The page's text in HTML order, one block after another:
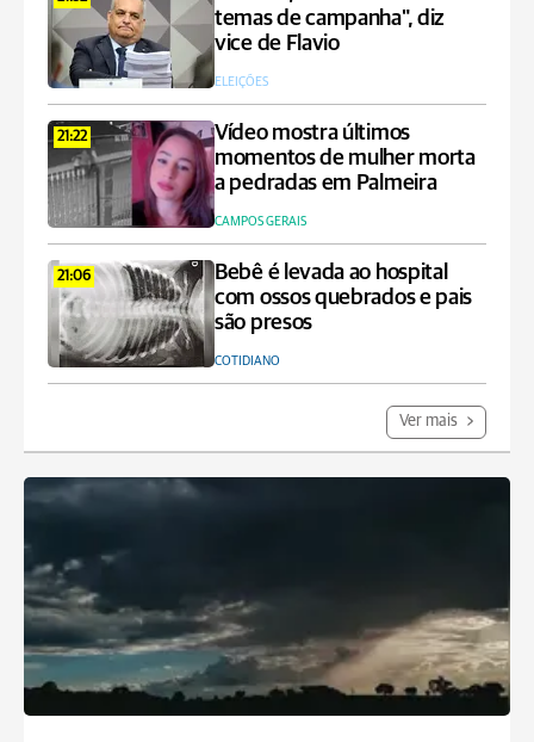
temas de campanha", diz
vice de Flavio
ELEIÇÕES
21:22
Vídeo mostra últimos
momentos de mulher morta
a pedradas em Palmeira
CAMPOS GERAIS
21:06
Bebê é levada ao hospital
com ossos quebrados e pais
são presos
COTIDIANO
Ver mais